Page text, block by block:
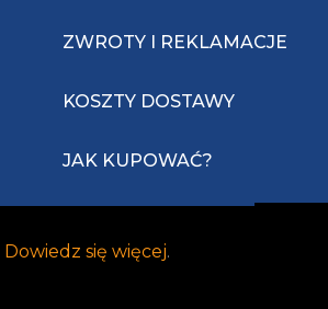
ZWROTY I REKLAMACJE
KOSZTY DOSTAWY
JAK KUPOWAĆ?
Dowiedz się więcej.